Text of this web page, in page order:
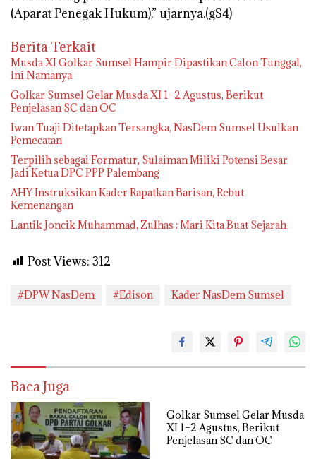
(Aparat Penegak Hukum),” ujarnya.(gS4)
Berita Terkait
Musda XI Golkar Sumsel Hampir Dipastikan Calon Tunggal,
Ini Namanya
Golkar Sumsel Gelar Musda XI 1–2 Agustus, Berikut
Penjelasan SC dan OC
Iwan Tuaji Ditetapkan Tersangka, NasDem Sumsel Usulkan
Pemecatan
Terpilih sebagai Formatur, Sulaiman Miliki Potensi Besar
Jadi Ketua DPC PPP Palembang
AHY Instruksikan Kader Rapatkan Barisan, Rebut
Kemenangan
Lantik Joncik Muhammad, Zulhas : Mari Kita Buat Sejarah
Post Views: 312
#DPW NasDem #Edison Kader NasDem Sumsel
Baca Juga
Golkar Sumsel Gelar Musda
XI 1–2 Agustus, Berikut
Penjelasan SC dan OC